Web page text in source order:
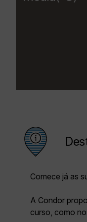
Comece já as
A Condor
curso, como